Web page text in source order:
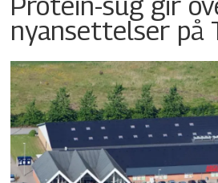
nyansettelser på